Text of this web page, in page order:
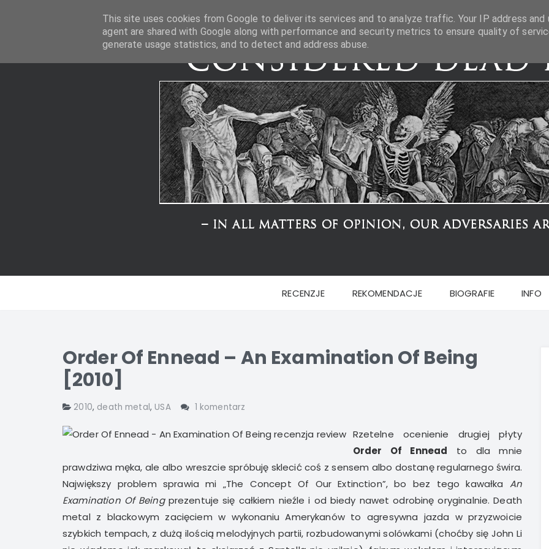
RECENZJE REKOMENDACJE BIOGRAFIE INFO
Order Of Ennead – An Examination Of Being
[2010]
2010, death metal, USA 1 komentarz
Rzetelne ocenienie drugiej płyty
Order Of Ennead to dla mnie
prawdziwa męka, ale albo wreszcie spróbuję sklecić coś z sensem albo dostanę regularnego świra.
Największy problem sprawia mi „The Concept Of Our Extinction”, bo bez tego kawałka An
Examination Of Beingprezentuje się całkiem nieźle i od biedy nawet odrobinę oryginalnie. Death
metal z blackowym zacięciem w wykonaniu Amerykanów to agresywna jazda w przyzwoicie
szybkich tempach, z dużą ilością melodyjnych partii, rozbudowanymi solówkami (choćby się John Li
This site uses cookies from Google to deliver its services and to analyze traffic. Your IP address and
agent are shared with Google along with performance and security metrics to ensure quality of
generate usage statistics, and to detect and address abuse.